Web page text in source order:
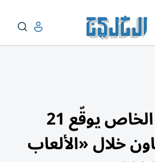
الأولمبياد الخاص يوقّع 21
خلال «الألعاب